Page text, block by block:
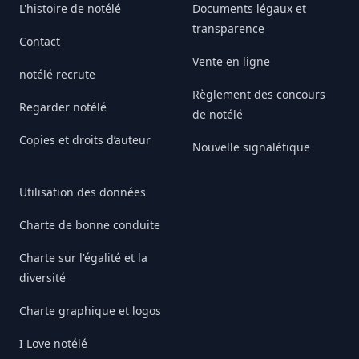
L'histoire de notélé
Contact
notélé recrute
Regarder notélé
Copies et droits d’auteur
Utilisation des données
Charte de bonne conduite
Charte sur l'égalité et la
diversité
Charte graphique et logos
I Love notélé
Documents légaux et
transparence
Vente en ligne
Règlement des concours
de notélé
Nouvelle signalétique